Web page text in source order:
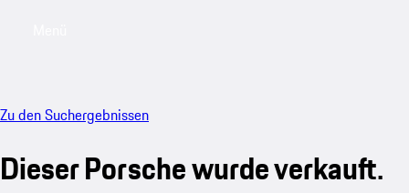
Zu den Suchergebnissen
Dieser Porsche wurde verkauft.